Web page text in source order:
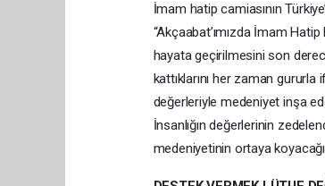
İmam hatip camiasının
“Akçaabat’ımızda İmam
hayata geçirilmesini son
kattıklarını her zaman
değerleriyle medeniyet inşa
İnsanlığın değerlerinin
medeniyetinin ortaya